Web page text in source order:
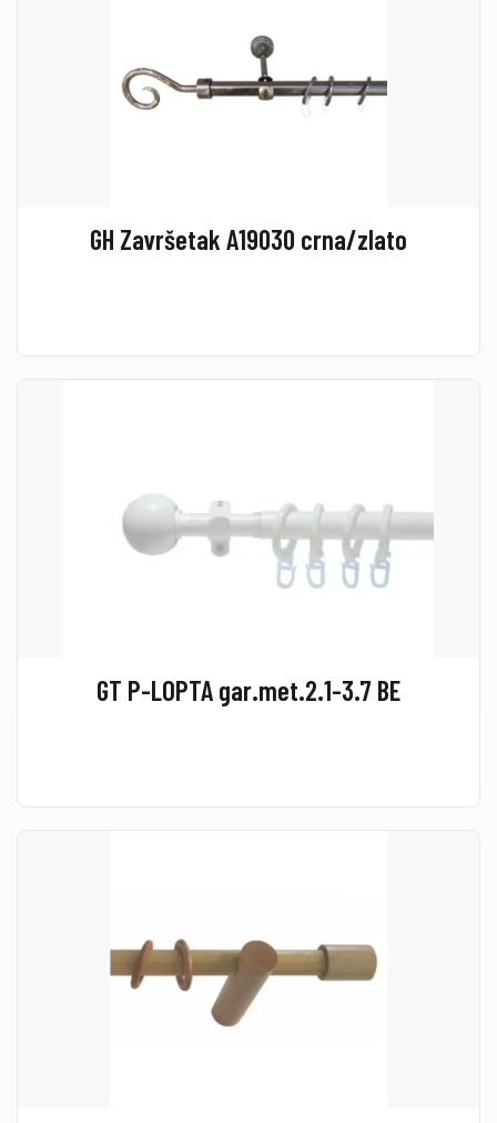
GH Završetak A19030 crna/zlato
GT P-LOPTA gar.met.2.1-3.7 BE